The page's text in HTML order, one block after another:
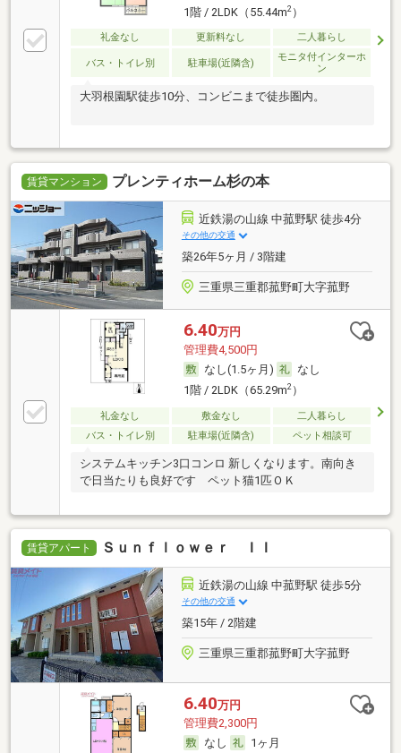
1階 / 2LDK（55.44m2）
礼金なし 更新料なし 二人暮らし
バス・トイレ別 駐車場(近隣含)
モニタ付インターホ
ン
大羽根園駅徒歩10分、コンビニまで徒歩圏内。
賃貸マンション プレンティホーム杉の本
近鉄湯の山線 中菰野駅 徒歩4分
その他の交通
築26年5ヶ月 / 3階建
三重県三重郡菰野町大字菰野
6.40万円
管理費4,500円
なし(1.5ヶ月)
なし
1階 / 2LDK（65.29m2）
礼金なし 敷金なし
二人暮らし
バス・トイレ別
駐車場(近隣含) ペット相談可
システムキッチン3口コンロ 新しくなります。南向き
で日当たりも良好です ペット猫1匹ＯＫ
賃貸アパート Ｓｕｎｆｌｏｗｅｒ ＩＩ
近鉄湯の山線 中菰野駅 徒歩5分
その他の交通
築15年 / 2階建
三重県三重郡菰野町大字菰野
6.40万円
管理費2,300円
なし
1ヶ月